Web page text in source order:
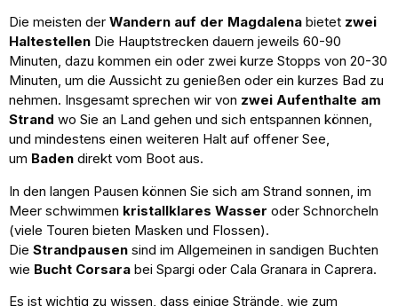
Die meisten der Wandern auf der Magdalena bietet zwei
Haltestellen Die Hauptstrecken dauern jeweils 60-90
Minuten, dazu kommen ein oder zwei kurze Stopps von 20-30
Minuten, um die Aussicht zu genießen oder ein kurzes Bad zu
nehmen. Insgesamt sprechen wir von zwei Aufenthalte am
Strand wo Sie an Land gehen und sich entspannen können,
und mindestens einen weiteren Halt auf offener See,
um Baden direkt vom Boot aus.
In den langen Pausen können Sie sich am Strand sonnen, im
Meer schwimmen kristallklares Wasser oder Schnorcheln
(viele Touren bieten Masken und Flossen).
Die Strandpausen sind im Allgemeinen in sandigen Buchten
wie Bucht Corsara bei Spargi oder Cala Granara in Caprera.
Es ist wichtig zu wissen, dass einige Strände, wie zum